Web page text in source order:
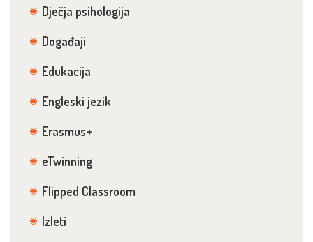
Dječja psihologija
Događaji
Edukacija
Engleski jezik
Erasmus+
eTwinning
Flipped Classroom
Izleti